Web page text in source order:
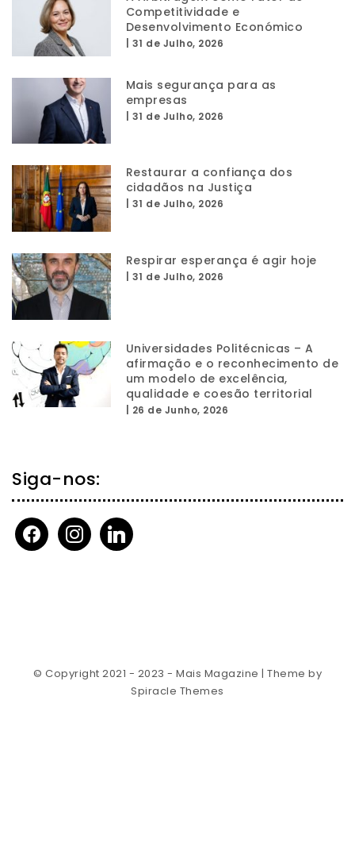
Competitividade e
Desenvolvimento Económico
31 de Julho, 2026
Mais segurança para as
empresas
31 de Julho, 2026
Restaurar a confiança dos
cidadãos na Justiça
31 de Julho, 2026
Respirar esperança é agir hoje
31 de Julho, 2026
Universidades Politécnicas – A
afirmação e o reconhecimento de
um modelo de excelência,
qualidade e coesão territorial
26 de Junho, 2026
Siga-nos:
facebookinstagramlinkedin
© Copyright 2021 - 2023 - Mais Magazine | Theme by
Spiracle Themes